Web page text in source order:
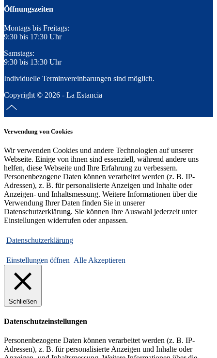
Öffnungszeiten
Montags bis Freitags:
9:30 bis 17:30 Uhr
Samstags:
9:30 bis 13:30 Uhr
Individuelle Terminvereinbarungen sind möglich.
Copyright © 2026 - La Estancia
Verwendung von Cookies
Wir verwenden Cookies und andere Technologien auf unserer
Webseite. Einige von ihnen sind essenziell, während andere uns
helfen, diese Webseite und Ihre Erfahrung zu verbessern.
Personenbezogene Daten können verarbeitet werden (z. B. IP-
Adressen), z. B. für personalisierte Anzeigen und Inhalte oder
Anzeigen- und Inhaltsmessung. Weitere Informationen über die
Verwendung Ihrer Daten finden Sie in unserer
Datenschutzerklärung. Sie können Ihre Auswahl jederzeit unter
Einstellungen widerrufen oder anpassen.
Datenschutzerklärung
Einstellungen öffnen Alle Akzeptieren
Schließen
Datenschutzeinstellungen
Personenbezogene Daten können verarbeitet werden (z. B. IP-
Adressen), z. B. für personalisierte Anzeigen und Inhalte oder